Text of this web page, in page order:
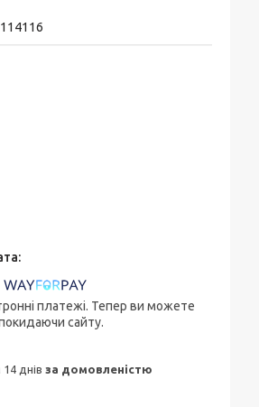
114116
платежі. Тепер ви можете
сайту.
днів за домовленістю